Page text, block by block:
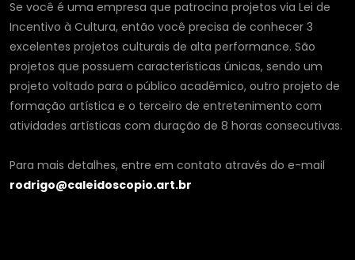
Se você é uma empresa que patrocina projetos via Lei de
Incentivo à Cultura, então você precisa de conhecer 3
excelentes projetos culturais de alta performance. São
projetos que possuem características únicas, sendo um
projeto voltado para o público acadêmico, outro projeto de
formação artística e o terceiro de entretenimento com
atividades artísticas com duração de 8 horas consecutivas.
Para mais detalhes, entre em contato através do e-mail
rodrigo@caleidoscopio.art.br